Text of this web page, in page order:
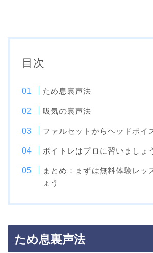
目次
ため息裏声法
吸気の裏声法
ファルセットからヘッドボイ
ボイトレはプロに習いましょ
まとめ：まずは無料体験レッ
ょう
ため息裏声法